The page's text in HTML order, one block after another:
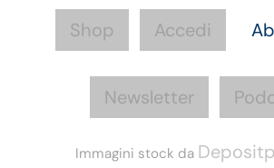
Shop Accedi
Newsletter
Immagini stock da